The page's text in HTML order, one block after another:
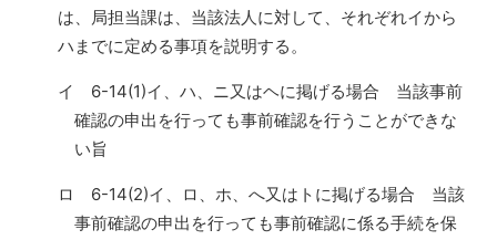
は、局担当課は、当該法人に対して、それぞれイから
ハまでに定める事項を説明する。
イ 6-14(1)イ、ハ、ニ又はヘに掲げる場合 当該事前
確認の申出を行っても事前確認を行うことができな
い旨
ロ 6-14(2)イ、ロ、ホ、へ又はトに掲げる場合 当該
事前確認の申出を行っても事前確認に係る手続を保